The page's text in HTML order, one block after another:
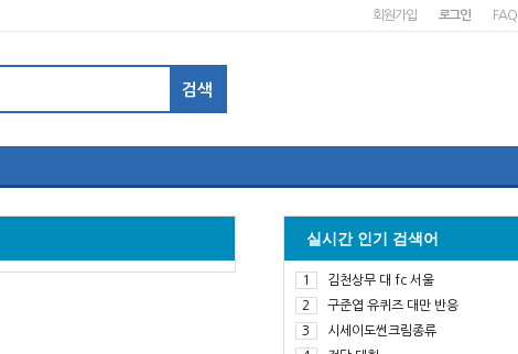
회원가입 로그인 FAQ
실시간 인기 검색어
1
김천상무 대 fc 서울
2
구준엽 유퀴즈 대만 반응
3
시세이도썬크림종류